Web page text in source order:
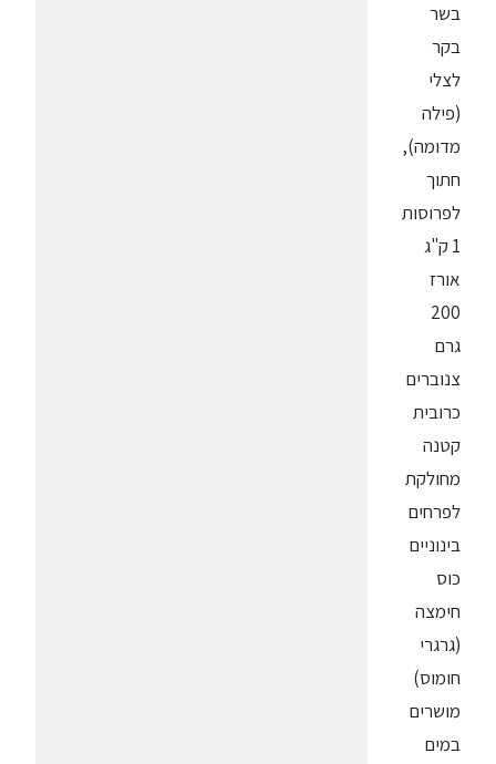
בשר
בקר
לצלי
(פילה
מדומה),
חתוך
לפרוסות
1 ק"ג
אורז
200
גרם
צנוברים
כרובית
קטנה
מחולקת
לפרחים
בינוניים
כוס
חימצה
(גרגרי
חומוס)
מושרים
במים